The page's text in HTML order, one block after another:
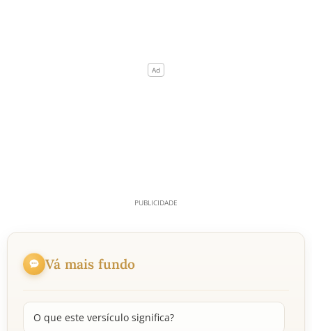
Vá mais fundo
O que este versículo significa?